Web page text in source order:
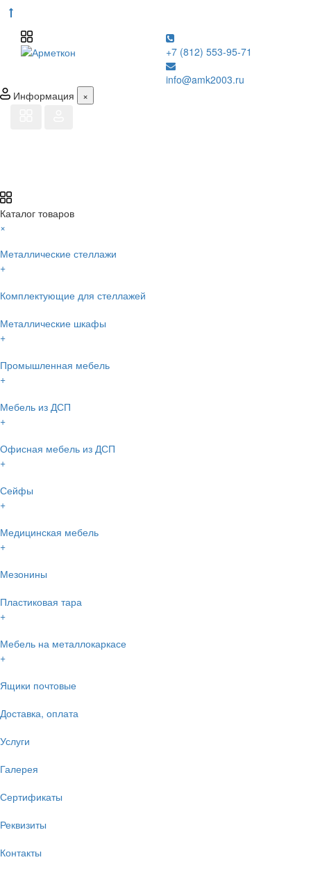
+7 (812) 553-95-71
info@amk2003.ru
Информация
×
Каталог товаров
×
Металлические стеллажи
+
Комплектующие для стеллажей
Металлические шкафы
+
Промышленная мебель
+
Мебель из ДСП
+
Офисная мебель из ДСП
+
Сейфы
+
Медицинская мебель
+
Мезонины
Пластиковая тара
+
Мебель на металлокаркасе
+
Ящики почтовые
Доставка, оплата
Услуги
Галерея
Сертификаты
Реквизиты
Контакты